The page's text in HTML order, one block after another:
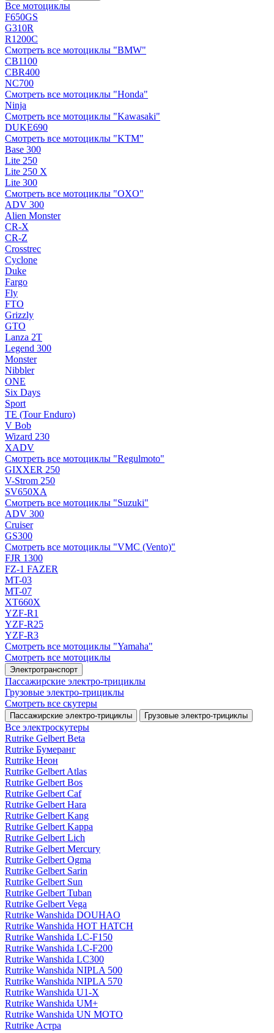
Все мотоциклы
F650GS
G310R
R1200C
Смотреть все мотоциклы "BMW"
CB1100
CBR400
NC700
Смотреть все мотоциклы "Honda"
Ninja
Смотреть все мотоциклы "Kawasaki"
DUKE690
Смотреть все мотоциклы "KTM"
Base 300
Lite 250
Lite 250 X
Lite 300
Смотреть все мотоциклы "OXO"
ADV 300
Alien Monster
CR-X
CR-Z
Crosstrec
Cyclone
Duke
Fargo
Fly
FTO
Grizzly
GTO
Lanza 2T
Legend 300
Monster
Nibbler
ONE
Six Days
Sport
TE (Tour Enduro)
V Bob
Wizard 230
XADV
Смотреть все мотоциклы "Regulmoto"
GIXXER 250
V-Strom 250
SV650XA
Смотреть все мотоциклы "Suzuki"
ADV 300
Cruiser
GS300
Смотреть все мотоциклы "VMC (Vento)"
FJR 1300
FZ-1 FAZER
MT-03
MT-07
XT660X
YZF-R1
YZF-R25
YZF-R3
Смотреть все мотоциклы "Yamaha"
Смотреть все мотоциклы
Электротранспорт
Пассажирские электро‑трициклы
Грузовые электро‑трициклы
Смотреть все скутеры
Пассажирские электро‑трициклы Грузовые электро‑трициклы
Все электро­скутеры
Rutrike Gelbert Beta
Rutrike Бумеранг
Rutrike Неон
Rutrike Gelbert Atlas
Rutrike Gelbert Bos
Rutrike Gelbert Caf
Rutrike Gelbert Hara
Rutrike Gelbert Kang
Rutrike Gelbert Kappa
Rutrike Gelbert Lich
Rutrike Gelbert Mercury
Rutrike Gelbert Ogma
Rutrike Gelbert Sarin
Rutrike Gelbert Sun
Rutrike Gelbert Tuban
Rutrike Gelbert Vega
Rutrike Wanshida DOUHAO
Rutrike Wanshida HOT HATCH
Rutrike Wanshida LC-F150
Rutrike Wanshida LC-F200
Rutrike Wanshida LC300
Rutrike Wanshida NIPLA 500
Rutrike Wanshida NIPLA 570
Rutrike Wanshida U1-X
Rutrike Wanshida UM+
Rutrike Wanshida UN MOTO
Rutrike Астра